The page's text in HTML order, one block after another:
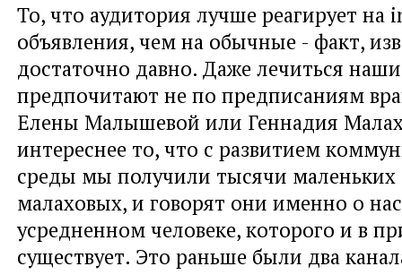
То, что аудитория лучше реагирует на
объявления, чем на обычные - факт,
достаточно давно. Даже лечиться
предпочитают не по предписаниям
Елены Малышевой или Геннадия
интереснее то, что с развитием
среды мы получили тысячи
малаховых, и говорят они именно о
усредненном человеке, которого и в
существует. Это раньше были два